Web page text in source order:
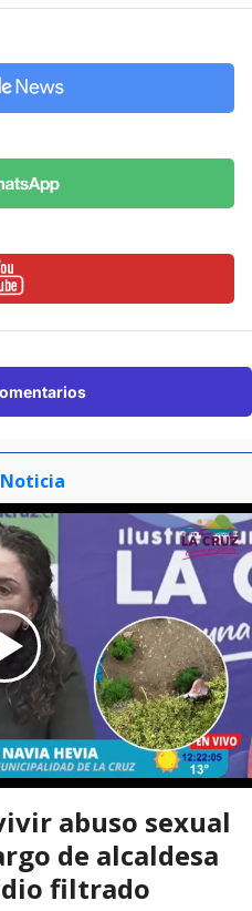
abuso sexual
de alcaldesa
filtrado